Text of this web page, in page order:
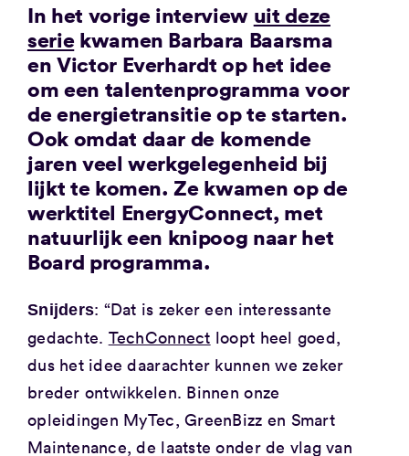
In het vorige interview uit deze
seriekwamen Barbara Baarsma
en Victor Everhardt op het idee
om een talentenprogramma voor
de energietransitie op te starten.
Ook omdat daar de komende
jaren veel werkgelegenheid bij
lijkt te komen. Ze kwamen op de
werktitel EnergyConnect, met
natuurlijk een knipoog naar het
Board programma.
Snijders: “Dat is zeker een interessante
gedachte. TechConnect loopt heel goed,
dus het idee daarachter kunnen we zeker
breder ontwikkelen. Binnen onze
opleidingen MyTec, GreenBizz en Smart
Maintenance, de laatste onder de vlag van